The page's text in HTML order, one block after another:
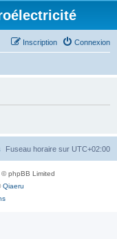
Connexion
Inscription
Fuseau horaire sur UTC+02:00
phpBB Limited
Qiaeru